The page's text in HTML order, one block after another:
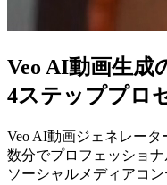
4ステッププロ
数分でプロフェッショ
ソーシャルメディアコ
する場合でも、この